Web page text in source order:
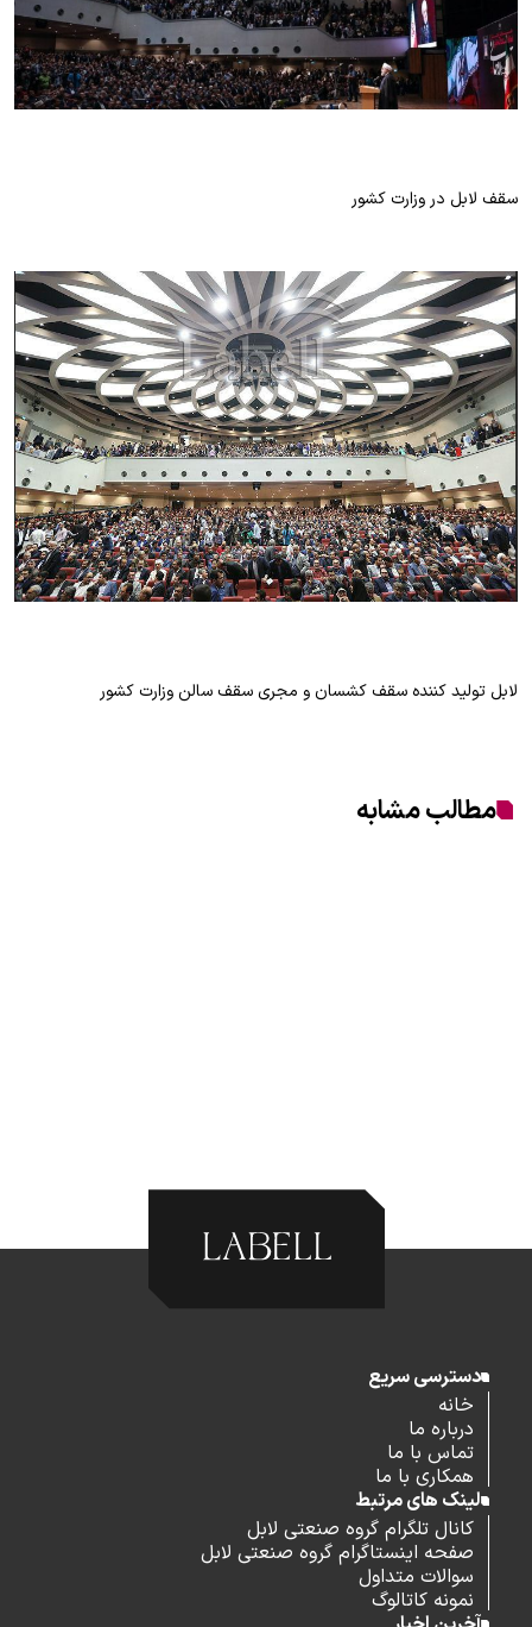
سقف لابل در وزارت کشور
لابل تولید کننده سقف کشسان و مجری سقف سالن وزارت کشور
مطالب مشابه
دسترسی سریع
خانه
درباره ما
تماس با ما
همکاری با ما
لینک های مرتبط
کانال تلگرام گروه صنعتی لابل
صفحه اینستاگرام گروه صنعتی لابل
سوالات متداول
نمونه کاتالوگ